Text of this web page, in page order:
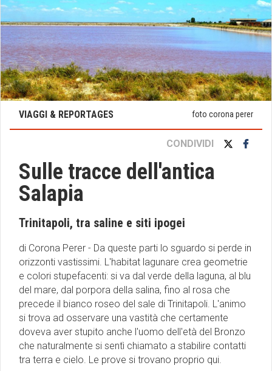
foto corona perer
VIAGGI & REPORTAGES
CONDIVIDI
Sulle tracce dell'antica
Salapia
Trinitapoli, tra saline e siti ipogei
di Corona Perer - Da queste parti lo sguardo si perde in
orizzonti vastissimi. L'habitat lagunare crea geometrie
e colori stupefacenti: si va dal verde della laguna, al blu
del mare, dal porpora della salina, fino al rosa che
precede il bianco roseo del sale di Trinitapoli. L'animo
si trova ad osservare una vastità che certamente
doveva aver stupito anche l'uomo dell'età del Bronzo
che naturalmente si sentì chiamato a stabilire contatti
tra terra e cielo. Le prove si trovano proprio qui.